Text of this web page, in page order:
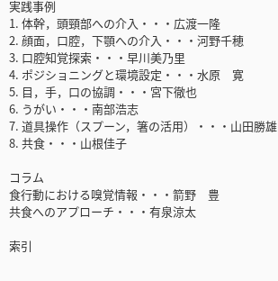
実践事例
1. 体幹，頭頸部への介入・・・広渡一隆
2. 顔面，口腔，下顎への介入・・・河野千穂
3. 口腔知覚探索・・・早川美乃里
4. ポジショニングと環境設定・・・水原 寛
5. 目，手，口の協調・・・宮下徹也
6. うがい・・・南部浩志
7. 道具操作（スプーン，箸の活用）・・・山田勝雄
8. 共食・・・山根佳子
コラム
食行動における嗅覚情報・・・箭野 豊
共食へのアプローチ・・・有泉涼太
索引